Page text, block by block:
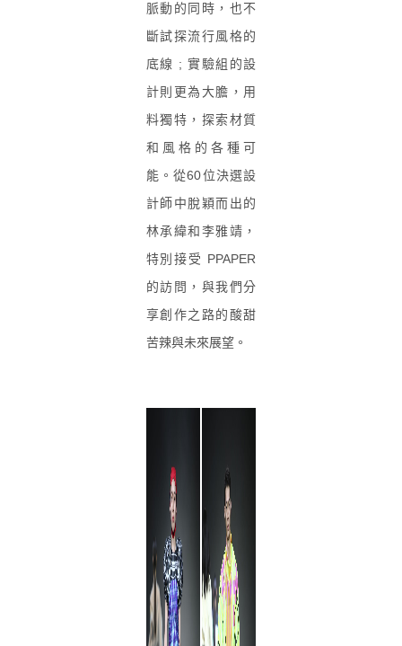
脈動的同時，也不
斷試探流行風格的
底線 ; 實驗組的設
計則更為大膽，用
料獨特，探索材質
和風格的各種可
能。從60位決選設
計師中脫穎而出的
林承緯和李雅靖，
特別接受 PPAPER
的訪問，與我們分
享創作之路的酸甜
苦辣與未來展望。